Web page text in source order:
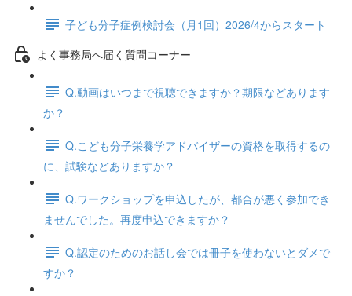
子ども分子症例検討会（月1回）2026/4からスタート
よく事務局へ届く質問コーナー
Q.動画はいつまで視聴できますか？期限などあります
か？
Q.こども分子栄養学アドバイザーの資格を取得するの
に、試験などありますか？
Q.ワークショップを申込したが、都合が悪く参加でき
ませんでした。再度申込できますか？
Q.認定のためのお話し会では冊子を使わないとダメで
すか？